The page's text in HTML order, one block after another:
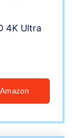
4K Ultra